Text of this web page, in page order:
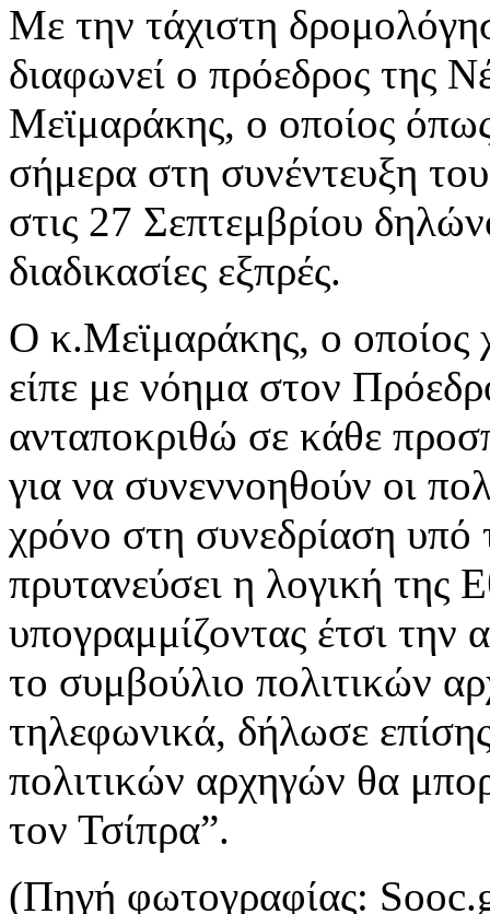
Με την τάχιστη
διαφωνεί ο πρόεδρος της
Μεϊμαράκης, ο οποίος
σήμερα στη συνέντευξη
στις 27 Σεπτεμβρίου
διαδικασίες εξπρές.
Ο κ.Μεϊμαράκης, ο οποίος
είπε με νόημα στον
ανταποκριθώ σε κάθε
για να συνεννοηθούν οι
χρόνο στη συνεδρίαση υπό
πρυτανεύσει η λογική της
υπογραμμίζοντας έτσι
το συμβούλιο πολιτικών
τηλεφωνικά, δήλωσε
πολιτικών αρχηγών θα
τον Τσίπρα”.
(Πηγή φωτογραφίας: